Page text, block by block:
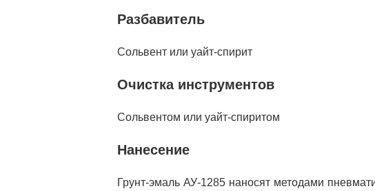
Разбавитель
Сольвент или уайт-спирит
Очистка инструментов
Сольвентом или уайт-спиритом
Нанесение
Грунт-эмаль АУ-1285 наносят методами